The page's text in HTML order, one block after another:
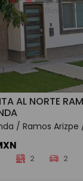
AL NORTE
/ Ramos Arizpe
2 2